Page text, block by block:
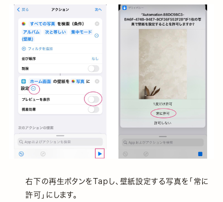
右下の再生ボタンをTapし、壁紙設定する写真を「常に
許可」にします。